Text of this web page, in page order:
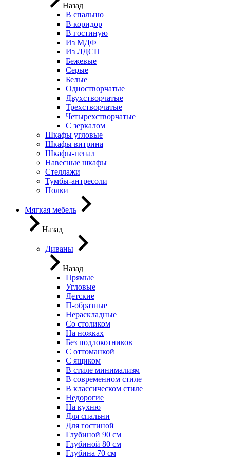
Назад
В спальню
В коридор
В гостиную
Из МДФ
Из ЛДСП
Бежевые
Серые
Белые
Одностворчатые
Двухстворчатые
Трехстворчатые
Четырехстворчатые
С зеркалом
Шкафы угловые
Шкафы витрина
Шкафы-пенал
Навесные шкафы
Стеллажи
Тумбы-антресоли
Полки
Мягкая мебель
Назад
Диваны
Назад
Прямые
Угловые
Детские
П-образные
Нераскладные
Со столиком
На ножках
Без подлокотников
С оттоманкой
С ящиком
В стиле минимализм
В современном стиле
В классическом стиле
Недорогие
На кухню
Для спальни
Для гостиной
Глубиной 90 см
Глубиной 80 см
Глубина 70 см